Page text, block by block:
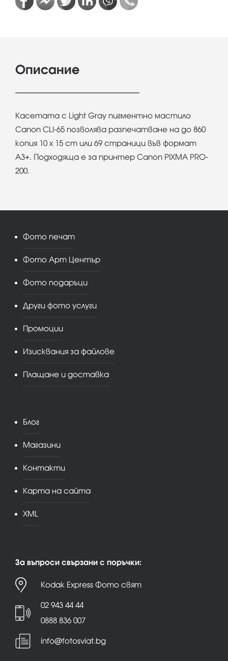
Описание
Касетата с Light Gray пигментно мастило
Canon CLI-65 позволява разпечатване на до 860
копия 10 x 15 cm или 69 страници във формат
A3+. Подходяща е за принтер Canon PIXMA PRO-
200.
Фото печат
Фото Арт Център
Фото подаръци
Други фото услуги
Промоции
Изисквания за файлове
Плащане и доставка
Блог
Магазини
Контакти
Карта на сайта
XML
За въпроси свързани с поръчки:
Kodak Express Фото свят
02 943 44 44
0888 836 007
info@fotosviat.bg